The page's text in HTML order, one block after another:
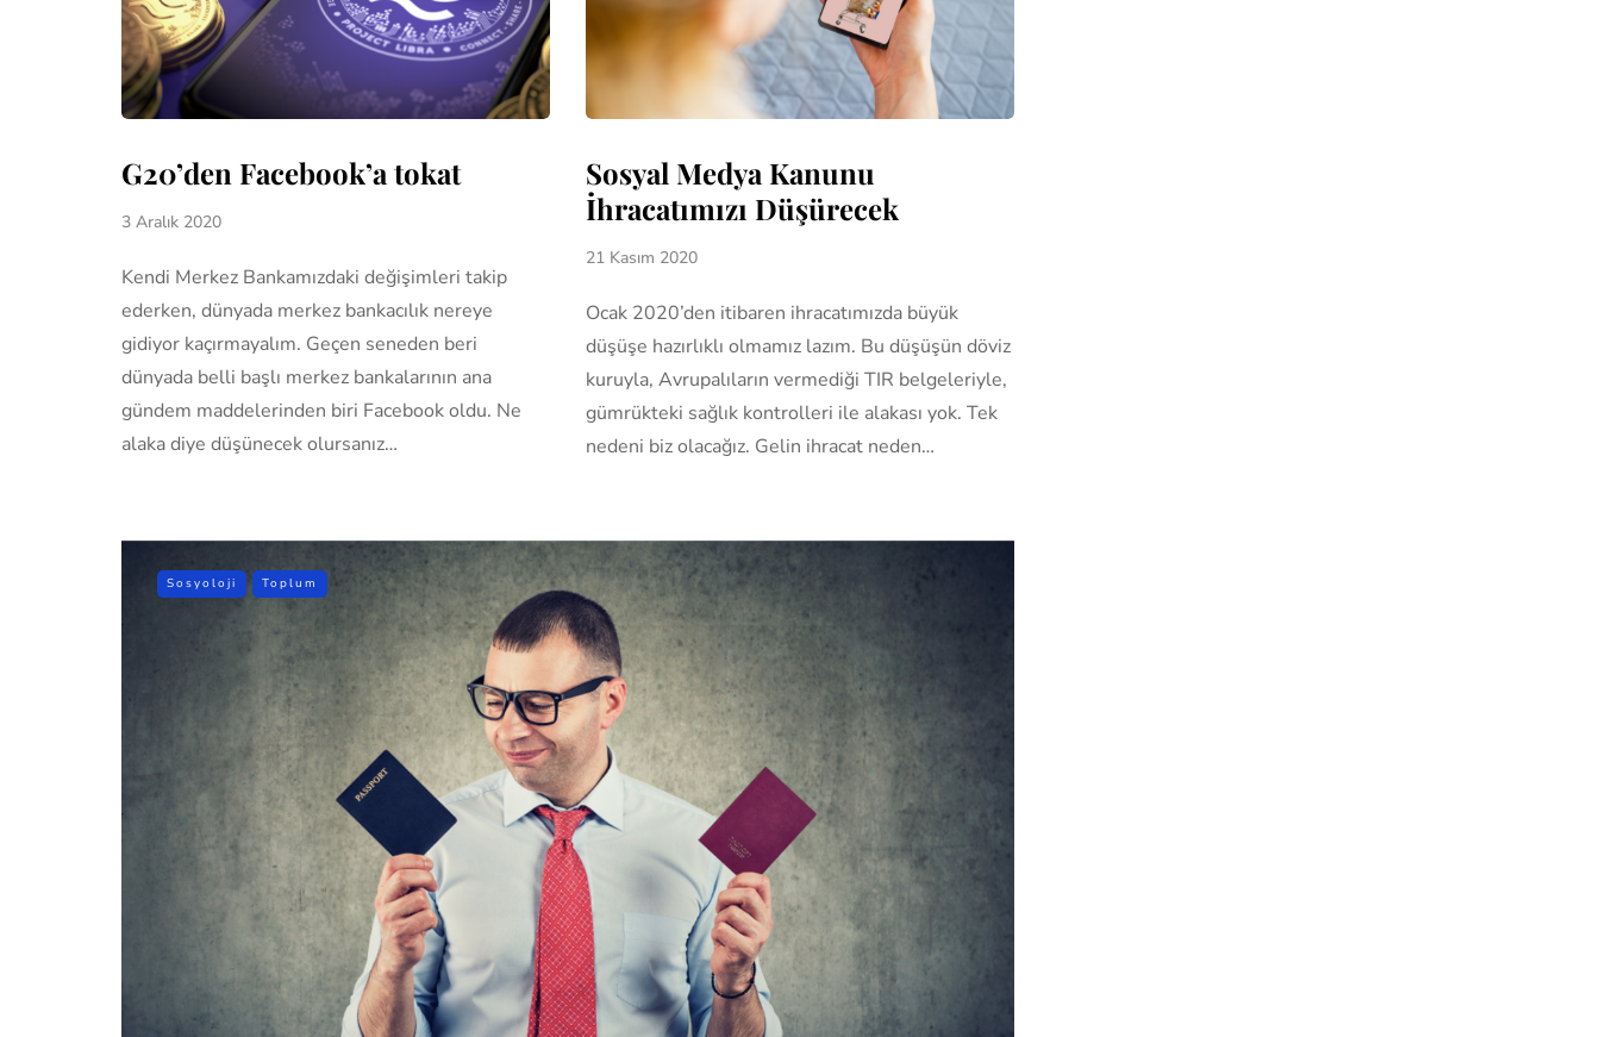
G20’den Facebook’a tokat
3 Aralık 2020
Kendi Merkez Bankamızdaki değişimleri takip
ederken, dünyada merkez bankacılık nereye
gidiyor kaçırmayalım. Geçen seneden beri
dünyada belli başlı merkez bankalarının ana
gündem maddelerinden biri Facebook oldu. Ne
alaka diye düşünecek olursanız…
Sosyal Medya Kanunu
İhracatımızı Düşürecek
21 Kasım 2020
Ocak 2020’den itibaren ihracatımızda büyük
düşüşe hazırlıklı olmamız lazım. Bu düşüşün döviz
kuruyla, Avrupalıların vermediği TIR belgeleriyle,
gümrükteki sağlık kontrolleri ile alakası yok. Tek
nedeni biz olacağız. Gelin ihracat neden…
Sosyoloji Toplum